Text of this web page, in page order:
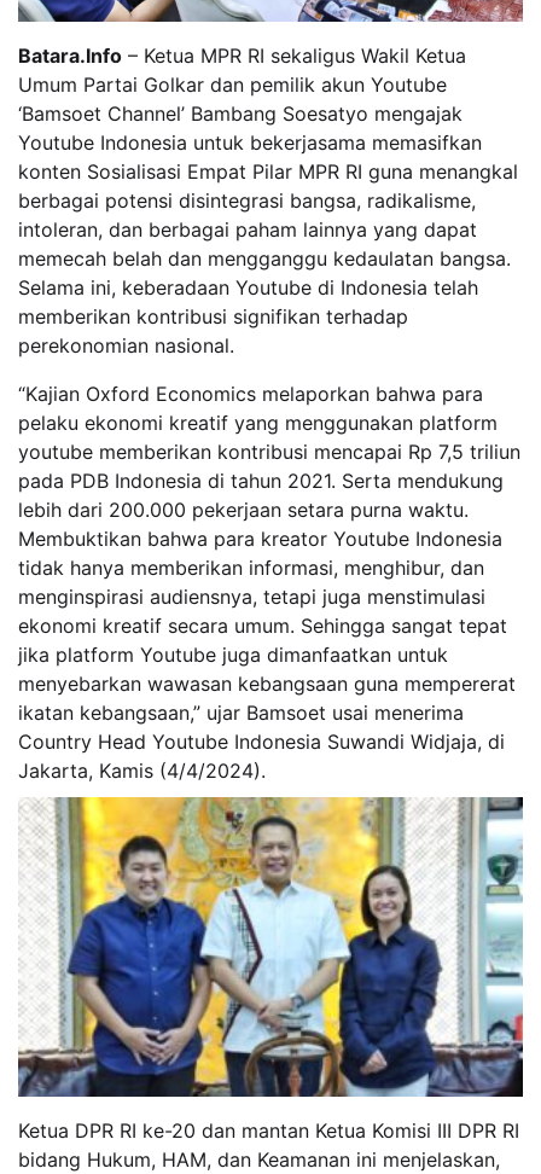
Batara.Info – Ketua MPR RI sekaligus Wakil Ketua
Umum Partai Golkar dan pemilik akun Youtube
‘Bamsoet Channel’ Bambang Soesatyo mengajak
Youtube Indonesia untuk bekerjasama memasifkan
konten Sosialisasi Empat Pilar MPR RI guna menangkal
berbagai potensi disintegrasi bangsa, radikalisme,
intoleran, dan berbagai paham lainnya yang dapat
memecah belah dan mengganggu kedaulatan bangsa.
Selama ini, keberadaan Youtube di Indonesia telah
memberikan kontribusi signifikan terhadap
perekonomian nasional.
“Kajian Oxford Economics melaporkan bahwa para
pelaku ekonomi kreatif yang menggunakan platform
youtube memberikan kontribusi mencapai Rp 7,5 triliun
pada PDB Indonesia di tahun 2021. Serta mendukung
lebih dari 200.000 pekerjaan setara purna waktu.
Membuktikan bahwa para kreator Youtube Indonesia
tidak hanya memberikan informasi, menghibur, dan
menginspirasi audiensnya, tetapi juga menstimulasi
ekonomi kreatif secara umum. Sehingga sangat tepat
jika platform Youtube juga dimanfaatkan untuk
menyebarkan wawasan kebangsaan guna mempererat
ikatan kebangsaan,” ujar Bamsoet usai menerima
Country Head Youtube Indonesia Suwandi Widjaja, di
Jakarta, Kamis (4/4/2024).
Ketua DPR RI ke-20 dan mantan Ketua Komisi III DPR RI
bidang Hukum, HAM, dan Keamanan ini menjelaskan,